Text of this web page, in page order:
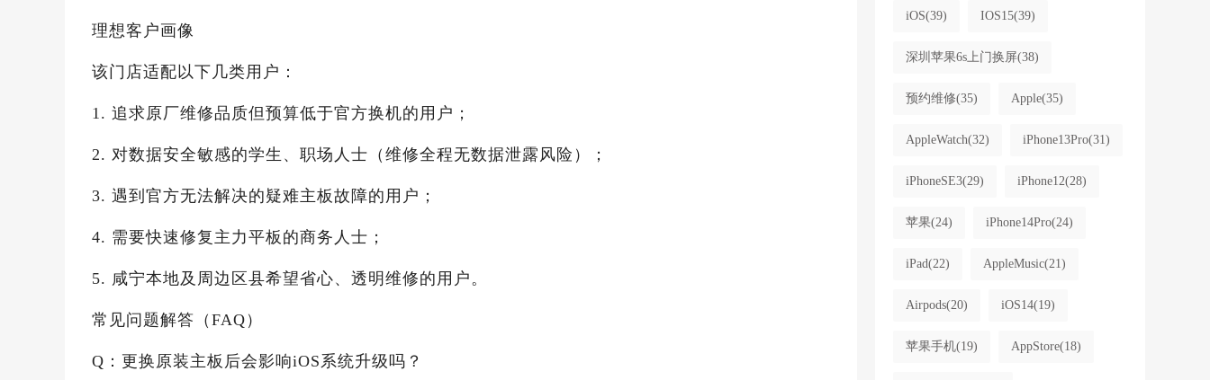
理想客户画像
该门店适配以下几类用户：
1. 追求原厂维修品质但预算低于官方换机的用户；
2. 对数据安全敏感的学生、职场人士（维修全程无数据泄露风险）；
3. 遇到官方无法解决的疑难主板故障的用户；
4. 需要快速修复主力平板的商务人士；
5. 咸宁本地及周边区县希望省心、透明维修的用户。
常见问题解答（FAQ）
Q：更换原装主板后会影响iOS系统升级吗？
iOS(39) IOS15(39)
深圳苹果6s上门换屏(38)
预约维修(35) Apple(35)
AppleWatch(32) iPhone13Pro(31)
iPhoneSE3(29) iPhone12(28)
苹果(24) iPhone14Pro(24)
iPad(22) AppleMusic(21)
Airpods(20) iOS14(19)
苹果手机(19) AppStore(18)